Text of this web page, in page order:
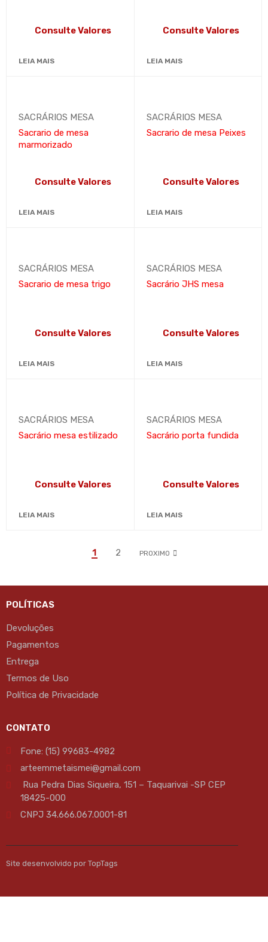
Consulte Valores
LEIA MAIS
Consulte Valores
LEIA MAIS
SACRÁRIOS MESA
Sacrario de mesa
marmorizado
Consulte Valores
LEIA MAIS
SACRÁRIOS MESA
Sacrario de mesa Peixes
Consulte Valores
LEIA MAIS
SACRÁRIOS MESA
Sacrario de mesa trigo
Consulte Valores
LEIA MAIS
SACRÁRIOS MESA
Sacrário JHS mesa
Consulte Valores
LEIA MAIS
SACRÁRIOS MESA
Sacrário mesa estilizado
Consulte Valores
LEIA MAIS
SACRÁRIOS MESA
Sacrário porta fundida
Consulte Valores
LEIA MAIS
1 2 PROXIMO
POLÍTICAS
Devoluções
Pagamentos
Entrega
Termos de Uso
Política de Privacidade
CONTATO
Fone: (15) 99683-4982
arteemmetaismei@gmail.com
Rua Pedra Dias Siqueira, 151 – Taquarivai -SP CEP
18425-000
CNPJ 34.666.067.0001-81
Site desenvolvido por TopTags